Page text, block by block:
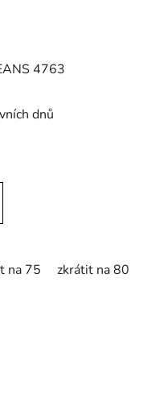
4763
dnů
na 75 zkrátit na 80